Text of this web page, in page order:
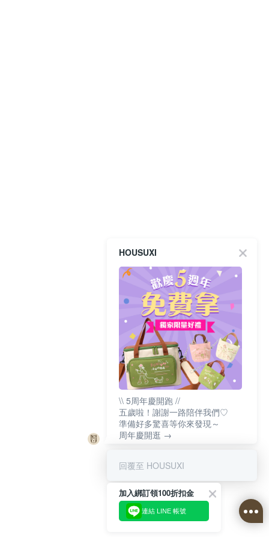
HOUSUXI
\\ 5周年慶開跑 //
五歲啦！謝謝一路陪伴我們♡
準備好多驚喜等你來發現～
周年慶開逛 →
回覆至 HOUSUXI
加入綁訂領100折扣金
連結 LINE 帳號